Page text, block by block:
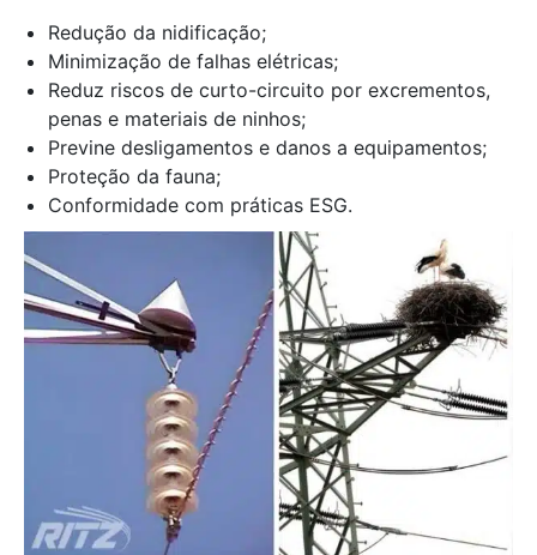
Redução da nidificação;
Minimização de falhas elétricas;
Reduz riscos de curto-circuito por excrementos,
penas e materiais de ninhos;
Previne desligamentos e danos a equipamentos;
Proteção da fauna;
Conformidade com práticas ESG.